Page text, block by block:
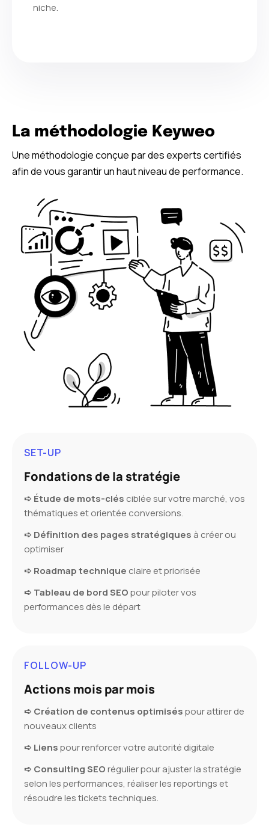
niche.
La méthodologie Keyweo
Une méthodologie conçue par des experts certifiés
afin de vous garantir un haut niveau de performance.
SET-UP
Fondations de la stratégie
➪ Étude de mots-clés ciblée sur votre marché, vos
thématiques et orientée conversions.
➪ Définition des pages stratégiques à créer ou
optimiser
➪ Roadmap technique claire et priorisée
➪ Tableau de bord SEOpour piloter vos
performances dès le départ
FOLLOW-UP
Actions mois par mois
➪ Création de contenus optimiséspour attirer de
nouveaux clients
➪ Lienspour renforcer votre autorité digitale
➪ Consulting SEOrégulier pour ajuster la stratégie
selon les performances, réaliser les reportings et
résoudre les tickets techniques.